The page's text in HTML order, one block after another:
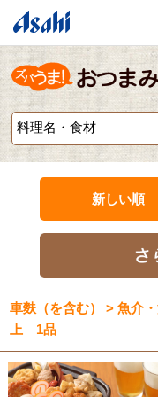
新しい順
車麩（を含む） > 魚介
上 1品